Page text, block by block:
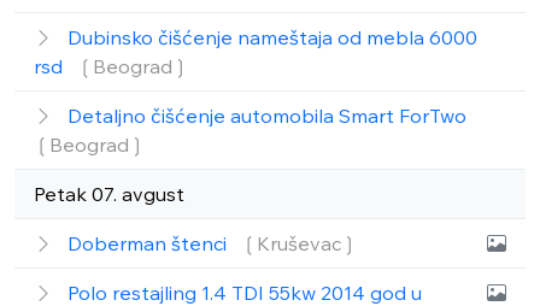
Dubinsko čišćenje nameštaja od mebla 6000
rsd
❲Beograd❳
Detaljno čišćenje automobila Smart ForTwo
❲Beograd❳
Petak 07. avgust
Doberman štenci ❲Kruševac❳
Polo restajling 1.4 TDI 55kw 2014 god u